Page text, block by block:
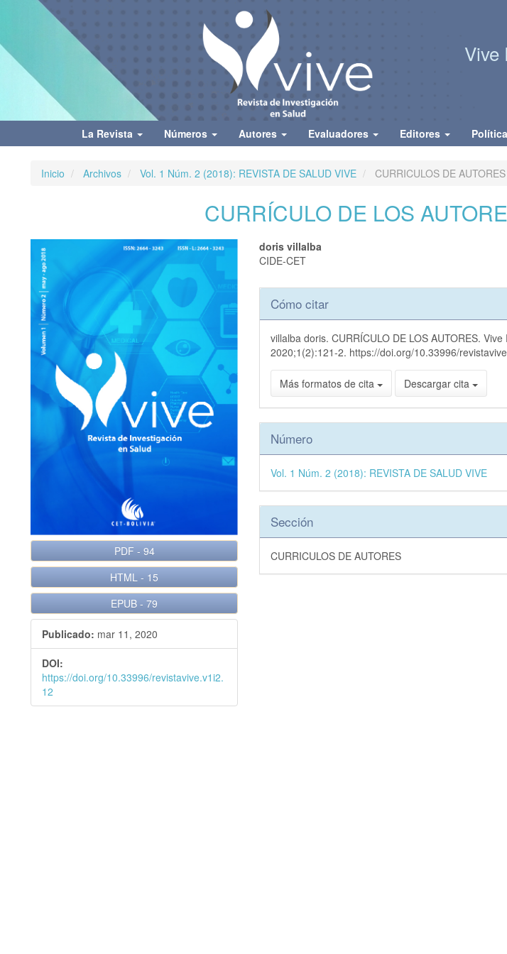
Navegación
principal
Contenido
lateral
Vive
La Revista Números Autores Evaluadores Editores
Inicio Archivos Vol. 1 Núm. 2 (2018): REVISTA DE SALUD VIVE CURRICULOS DE AUTORES
CURRÍCULO DE LOS
Barra
lateral
del
artículo
PDF - 94
HTML- 15
EPUB-79
Publicado: mar 11, 2020
DOI:
https://doi.org/10.33996/revistavive.v1i2.
12
Contenido
del
artículo
doris villalba
CIDE-CET
Detalles
del
artículo
Cómo citar
villalba doris. CURRÍCULO DE LOS AUTORES.
2020;1(2):121-2. https://doi.org/10.33996/
Más formatos de cita Descargar cita
Número
Vol. 1 Núm. 2 (2018): REVISTA DE SALUD VIVE
Sección
CURRICULOS DE AUTORES